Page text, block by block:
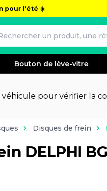
pour l'été ☀️
Bouton de lève-vitre
pour vérifier la
Disques de frein
DELPHI